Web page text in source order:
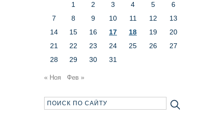
1 2 3 4 5
6
7
8 9 10 11 12
13
14
15 16 17 18 19
20
21
22 23 24 25 26
27
28
29 30 31
« Ноя Фев »